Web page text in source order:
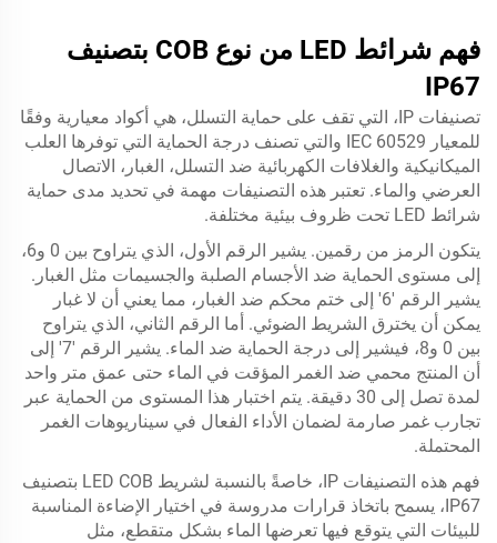
فهم شرائط LED من نوع COB بتصنيف
IP67
تصنيفات IP، التي تقف على حماية التسلل، هي أكواد معيارية وفقًا
للمعيار IEC 60529 والتي تصنف درجة الحماية التي توفرها العلب
الميكانيكية والغلافات الكهربائية ضد التسلل، الغبار، الاتصال
العرضي والماء. تعتبر هذه التصنيفات مهمة في تحديد مدى حماية
شرائط LED تحت ظروف بيئية مختلفة.
يتكون الرمز من رقمين. يشير الرقم الأول، الذي يتراوح بين 0 و6،
إلى مستوى الحماية ضد الأجسام الصلبة والجسيمات مثل الغبار.
يشير الرقم '6' إلى ختم محكم ضد الغبار، مما يعني أن لا غبار
يمكن أن يخترق الشريط الضوئي. أما الرقم الثاني، الذي يتراوح
بين 0 و8، فيشير إلى درجة الحماية ضد الماء. يشير الرقم '7' إلى
أن المنتج محمي ضد الغمر المؤقت في الماء حتى عمق متر واحد
لمدة تصل إلى 30 دقيقة. يتم اختبار هذا المستوى من الحماية عبر
تجارب غمر صارمة لضمان الأداء الفعال في سيناريوهات الغمر
المحتملة.
فهم هذه التصنيفات IP، خاصةً بالنسبة لشريط LED COB بتصنيف
IP67، يسمح باتخاذ قرارات مدروسة في اختيار الإضاءة المناسبة
للبيئات التي يتوقع فيها تعرضها الماء بشكل متقطع، مثل